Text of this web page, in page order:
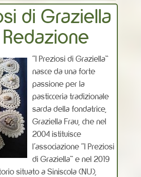
di Graziella
“I Preziosi di Graziella”
nasce da una forte
passione per la
pasticceria tradizionale
sarda della fondatrice,
Graziella Frau, che nel
2004 istituisce
l’associazione “I Preziosi
di Graziella” e nel 2019
situato a Siniscola (NU),